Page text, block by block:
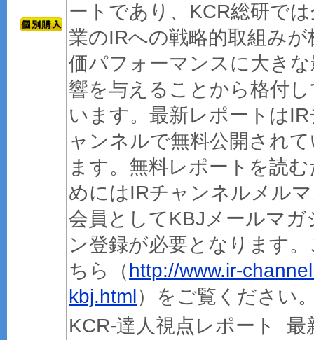
ートであり、KCR総研で
業のIRへの戦略的取組みが
価パフォーマンスに大き
響を与えることから格付
います。最新レポートはIR
ャンネルで無料公開され
ます。無料レポートを読む
めにはIRチャンネルメル
会員としてKBJメールマガ
ン登録が必要となります。
ちら（http://www.ir-
kbj.html）をご覧ください
KCR-達人視点レポート